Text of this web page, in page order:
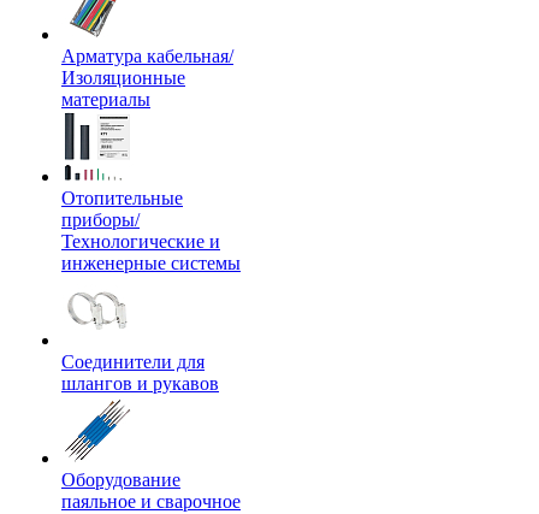
Арматура кабельная/
Изоляционные
материалы
Отопительные
приборы/
Технологические и
инженерные системы
Соединители для
шлангов и рукавов
Оборудование
паяльное и сварочное